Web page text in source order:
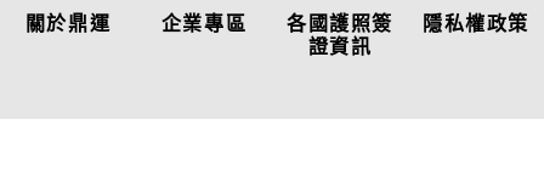
關於鼎運 企業專區
各國護照簽
證資訊
隱私權政策